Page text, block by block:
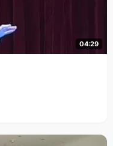
04:29